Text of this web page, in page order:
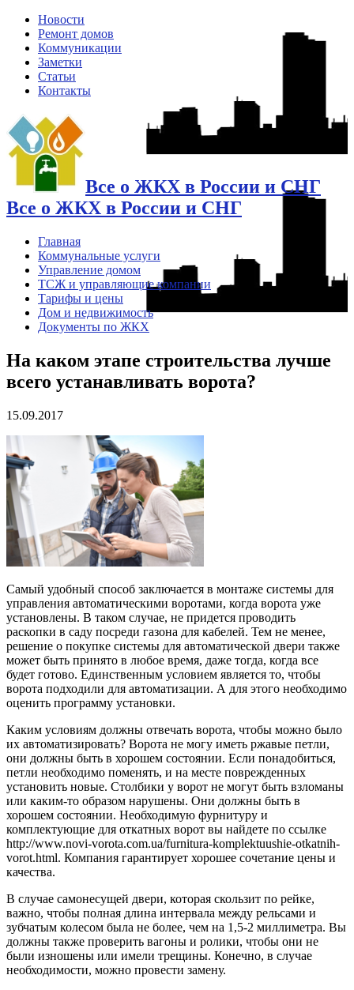
Новости
Ремонт домов
Коммуникации
Заметки
Статьи
Контакты
Все о ЖКХ в России и СНГ
Все о ЖКХ в России и СНГ
Главная
Коммунальные услуги
Управление домом
ТСЖ и управляющие компании
Тарифы и цены
Дом и недвижимость
Документы по ЖКХ
На каком этапе строительства лучше
всего устанавливать ворота?
15.09.2017
Самый удобный способ заключается в монтаже системы для
управления автоматическими воротами, когда ворота уже
установлены. В таком случае, не придется проводить
раскопки в саду посреди газона для кабелей. Тем не менее,
решение о покупке системы для автоматической двери также
может быть принято в любое время, даже тогда, когда все
будет готово. Единственным условием является то, чтобы
ворота подходили для автоматизации. А для этого необходимо
оценить программу установки.
Каким условиям должны отвечать ворота, чтобы можно было
их автоматизировать? Ворота не могу иметь ржавые петли,
они должны быть в хорошем состоянии. Если понадобиться,
петли необходимо поменять, и на месте поврежденных
установить новые. Столбики у ворот не могут быть взломаны
или каким-то образом нарушены. Они должны быть в
хорошем состоянии. Необходимую фурнитуру и
комплектующие для откатных ворот вы найдете по ссылке
http://www.novi-vorota.com.ua/furnitura-komplektuushie-otkatnih-
vorot.html. Компания гарантирует хорошее сочетание цены и
качества.
В случае самонесущей двери, которая скользит по рейке,
важно, чтобы полная длина интервала между рельсами и
зубчатым колесом была не более, чем на 1,5-2 миллиметра. Вы
должны также проверить вагоны и ролики, чтобы они не
были изношены или имели трещины. Конечно, в случае
необходимости, можно провести замену.